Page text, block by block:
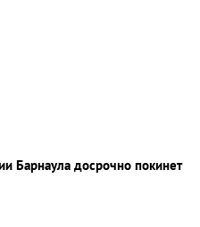
Барнаула досрочно покинет